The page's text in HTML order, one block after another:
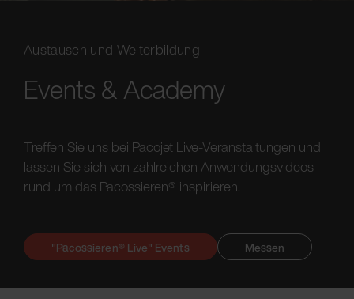
Austausch und Weiterbildung
Events & Academy
Treffen Sie uns bei Pacojet Live-Veranstaltungen und
lassen Sie sich von zahlreichen Anwendungsvideos
rund um das Pacossieren® inspirieren.
"Pacossieren® Live" Events Messen